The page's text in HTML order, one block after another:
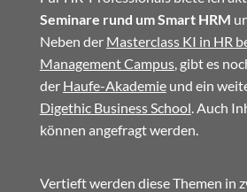
Seminare rund um Smart HRM
Neben der Masterclass KI in HR
Management Campus, gibt es
der Haufe-Akademieund ein
Digethic Business School . Auch
können angefragt werden.
Vertieft werden diese Themen in